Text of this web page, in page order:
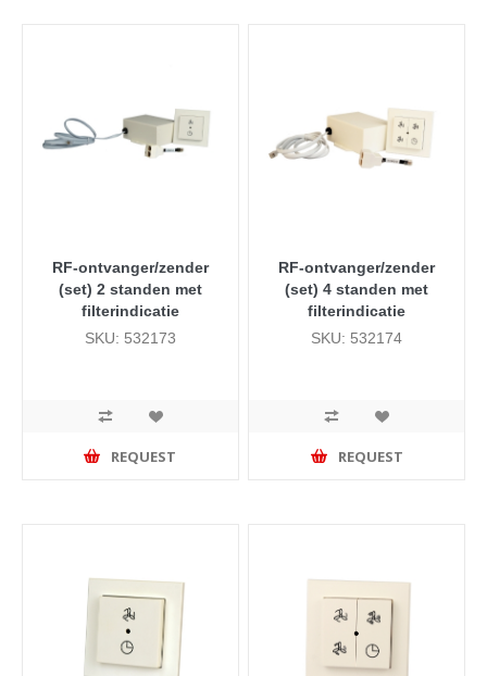
RF-ontvanger/zender
(set) 2 standen met
filterindicatie
SKU: 532173
REQUEST
RF-ontvanger/zender
(set) 4 standen met
filterindicatie
SKU: 532174
REQUEST